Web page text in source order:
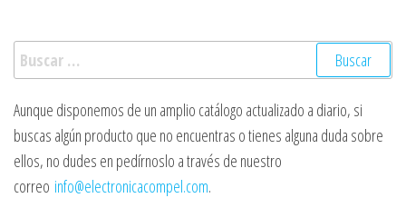
Buscar:
Aunque disponemos de un amplio catálogo actualizado a diario, si
buscas algún producto que no encuentras o tienes alguna duda sobre
ellos, no dudes en pedírnoslo a través de nuestro
correo info@electronicacompel.com.